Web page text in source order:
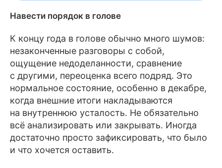
Навести порядок в голове
К концу года в голове обычно много шумов:
незаконченные разговоры с собой,
ощущение недоделанности, сравнение
с другими, переоценка всего подряд. Это
нормальное состояние, особенно в декабре,
когда внешние итоги накладываются
на внутреннюю усталость. Не обязательно
всё анализировать или закрывать. Иногда
достаточно просто зафиксировать, что было
и что хочется оставить.